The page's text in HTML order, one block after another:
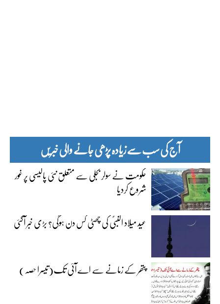
آج کی سب سے زیادہ پڑھی جانے والی خبریں
حکومت نے سولر بجلی سے متعلق نئی پالیسی پر غور
شروع کردیا
عید میلاد النبیؐ کی چھٹی کس دن ہوگی؟ بڑی خبر آگئی
پتھر کے زمانے سے اے آئی تک(تیسرا حصہ)